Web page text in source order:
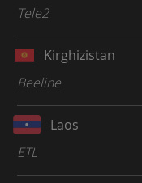
Tele2
Kirghizistan
Beeline
Laos
ETL